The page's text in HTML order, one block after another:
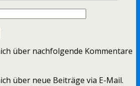
über nachfolgende Kommentare
über neue Beiträge via E-Mail.